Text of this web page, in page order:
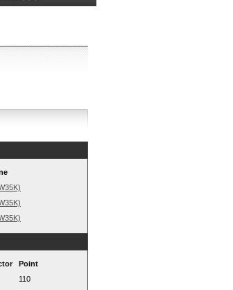
Point
110